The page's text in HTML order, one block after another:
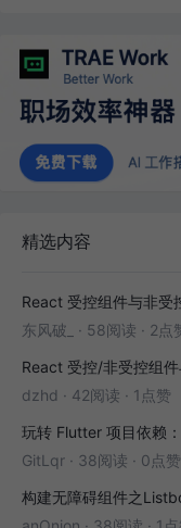
精选内容
React 受控组件与非受
东风破_
· 58阅读 · 2点
dzhd · 42阅读 · 1点赞
玩转 Flutter 项目依赖
GitLqr · 38阅读 · 0点赞
构建无障碍组件之